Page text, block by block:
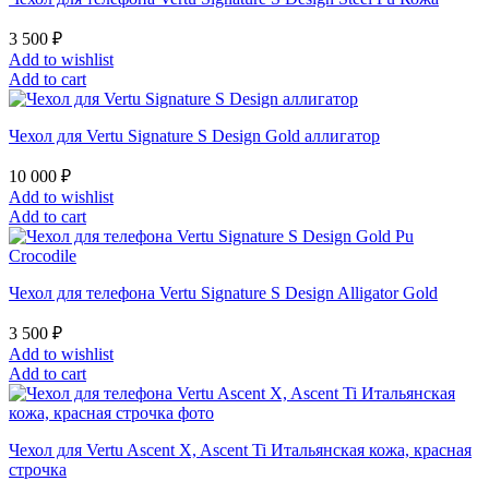
3 500 ₽
Add to wishlist
Add to cart
Чехол для Vertu Signature S Design Gold аллигатор
10 000 ₽
Add to wishlist
Add to cart
Чехол для телефона Vertu Signature S Design Alligator Gold
3 500 ₽
Add to wishlist
Add to cart
Чехол для Vertu Ascent X, Ascent Ti Итальянская кожа, красная
строчка